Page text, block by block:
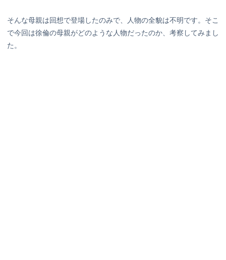
そんな母親は回想で登場したのみで、人物の全貌は不明です。そこ
で今回は徐倫の母親がどのような人物だったのか、考察してみまし
た。